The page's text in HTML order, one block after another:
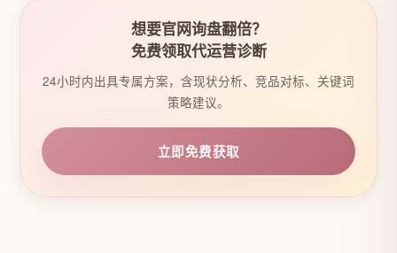
想要官网询盘翻倍？
免费领取代运营诊断
24小时内出具专属方案，含现状分析、竞品对标、关键词
策略建议。
立即免费获取